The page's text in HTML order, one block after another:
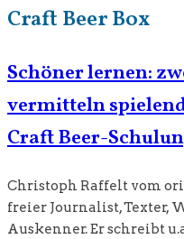
Craft Beer Box
Schöner lernen:
vermitteln
Craft Beer-
Christoph Raffelt vom
freier Journalist, Texter,
Auskenner. Er schreibt